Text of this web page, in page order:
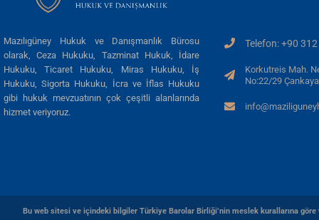
Mazılıgüney Hukuk ve Danışmanlık Bürosu
olarak, Ceza Hukuku, Tazminat Hukuk, İdare
Hukuku, Ticaret Hukuku, Miras Hukuku, İş
Hukuku, Sigorta Hukuku, İcra ve İflas Hukuku
gibi hukuk mevzuatının çok çeşitli alanlarında
hizmet veriyoruz.
Telefon: +90
Korkutreis Mah.
No:22/29
Bu web sitesi ve içindeki bilgiler Türkiye Barolar Birliği’nin meslek kurallarına